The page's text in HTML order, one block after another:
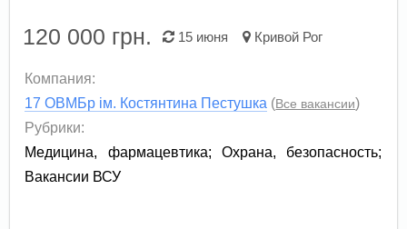
120 000 грн. 15 июня Кривой Рог
Компания:
17 ОВМБр ім. Костянтина Пестушка (Все вакансии)
Рубрики:
Медицина, фармацевтика; Охрана, безопасность;
Вакансии ВСУ